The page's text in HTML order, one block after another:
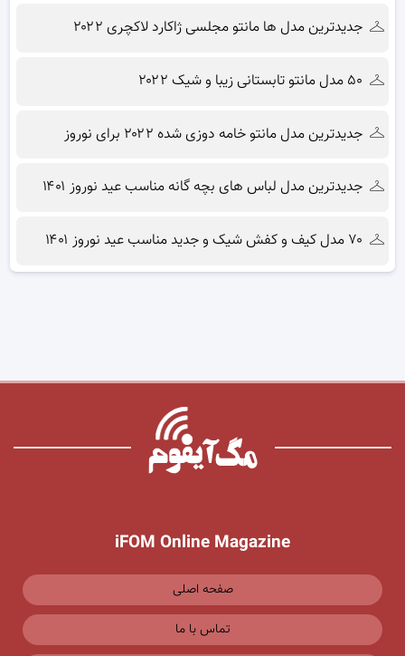
جدیدترین مدل ها مانتو مجلسی ژاکارد لاکچری ۲۰۲۲
۵۰ مدل مانتو تابستانی زیبا و شیک ۲۰۲۲
جدیدترین مدل مانتو خامه دوزی شده ۲۰۲۲ برای نوروز
جدیدترین مدل لباس های بچه گانه مناسب عید نوروز ۱۴۰۱
۷۰ مدل کیف و کفش شیک و جدید مناسب عید نوروز ۱۴۰۱
iFOM Online Magazine
صفحه اصلی
تماس با ما